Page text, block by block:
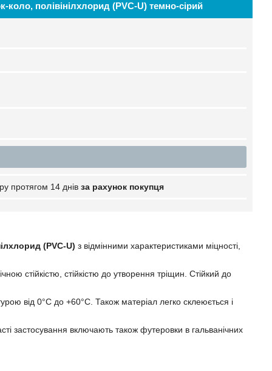
полівінілхлорид (PVC-U) темно-сірий
протягом 14 днів за рахунок покупця
(PVC-U) з відмінними характеристиками міцності,
стійкістю, стійкістю до утворення тріщин. Стійкий до
від 0°C до +60°C. Також матеріал легко склеюється і
застосування включають також футеровки в гальванічних